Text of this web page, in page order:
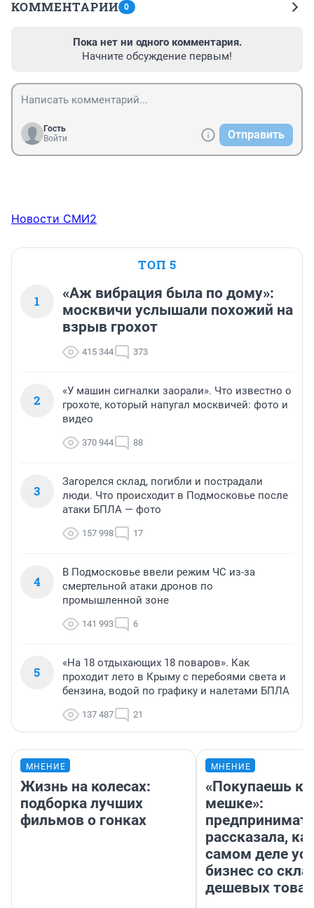
КОММЕНТАРИИ 0
Пока нет ни одного комментария.
Начните обсуждение первым!
Гость
Войти
Отправить
Новости СМИ2
ТОП 5
1
«Аж вибрация была по дому»:
москвичи услышали похожий на
взрыв грохот
415 344 373
2
«У машин сигналки заорали». Что известно о
грохоте, который напугал москвичей: фото и
видео
370 944 88
3
Загорелся склад, погибли и пострадали
люди. Что происходит в Подмосковье после
атаки БПЛА — фото
157 998 17
4
В Подмосковье ввели режим ЧС из-за
смертельной атаки дронов по
промышленной зоне
141 993 6
5
«На 18 отдыхающих 18 поваров». Как
проходит лето в Крыму с перебоями света и
бензина, водой по графику и налетами БПЛА
137 487 21
МНЕНИЕ
Жизнь на колесах:
подборка лучших
фильмов о гонках
МНЕНИЕ
«Покупаешь
мешке»:
рассказала,
самом деле
бизнес со
дешевых